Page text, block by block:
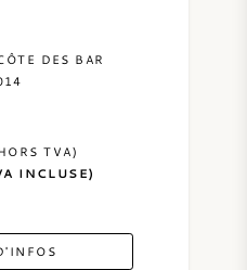
DES BAR
TVA)
INCLUSE)